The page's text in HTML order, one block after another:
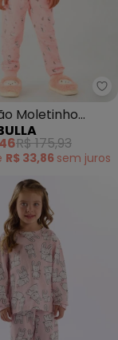
Unissex
Moletinho
R$ 175,93
R$ 33,86 sem juros